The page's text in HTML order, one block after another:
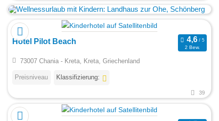
Hotel Pilot Beach
2 Bew.
73007 Chania - Kreta, Kreta, Griechenland
Preisniveau Klassifizierung:
39